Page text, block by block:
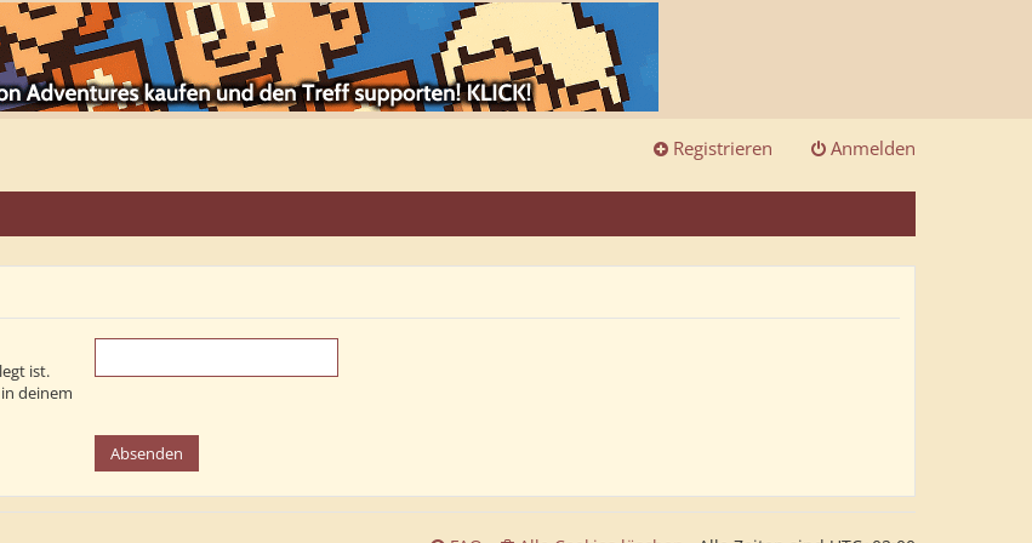
Anmelden
Registrieren
ist.
deinem